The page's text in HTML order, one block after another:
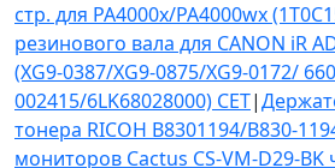
стр. для PA4000x/PA4000wx
резинового вала для CANON iR
(XG9-0387/XG9-0875/XG9-0172/
002415/6LK68028000) CET|
тонера RICOH B8301194/B830-
мониторов Cactus CS-VM-D29-